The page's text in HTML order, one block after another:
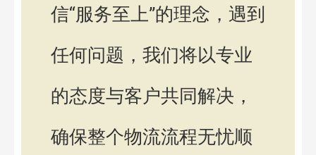
信“服务至上”的理念，遇到
任何问题，我们将以专业
的态度与客户共同解决，
确保整个物流流程无忧顺